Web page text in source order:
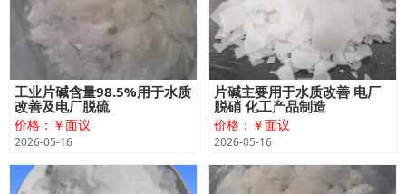
工业片碱含量98.5%用于水质
改善及电厂脱硫
价格：￥面议
2026-05-16
片碱主要用于水质改善 电厂
脱硝 化工产品制造
价格：￥面议
2026-05-16